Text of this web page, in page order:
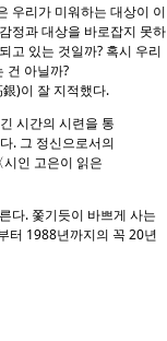
우리가 미워하는 대상이 이
정과 대상을 바로잡지 못하
고 있는 것일까? 혹시 우리
건 아닐까?
)이 잘 지적했다.
시간의 시련을 통
. 그 정신으로서의
인 고은이 읽은
다. 쫓기듯이 바쁘게 사는
터 1988년까지의 꼭 20년